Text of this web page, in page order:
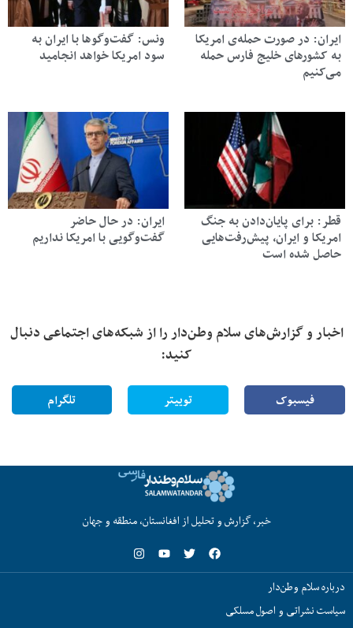
ایران: در صورت حمله‌ی امریکا
به کشورهای خلیج فارس حمله
می‌کنیم
ونس: گفت‌وگوها با ایران به
سود امریکا خواهد انجامید
قطر: برای پایان‌دادن به جنگ
امریکا و ایران، پیش‌رفت‌هایی
حاصل شده است
ایران: در حال حاضر
گفت‌وگویی با امریکا نداریم
اخبار و گزارش‌های سلام وطن‌دار را از شبکه‌های اجتماعی دنبال
کنید:
فیسبوک توییتر تلگرام
خبر، گزارش و تحلیل از افغانستان، منطقه و جهان
درباره سلام وطن‌دار
سیاست نشراتی و اصول مسلکی